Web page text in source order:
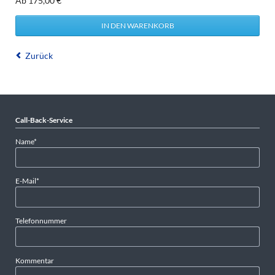
Zurück
Call-Back-Service
Pflichtfeld
Name*
Pflichtfeld
E-Mail*
Telefonnummer
Kommentar